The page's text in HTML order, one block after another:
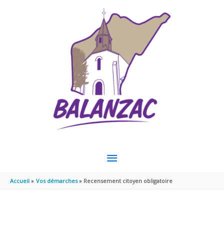
MENU
PRINCIPAL
Accueil Vos démarches Recensement citoyen obligatoire